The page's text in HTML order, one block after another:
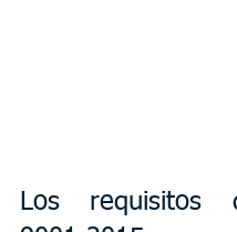
Los requisitos